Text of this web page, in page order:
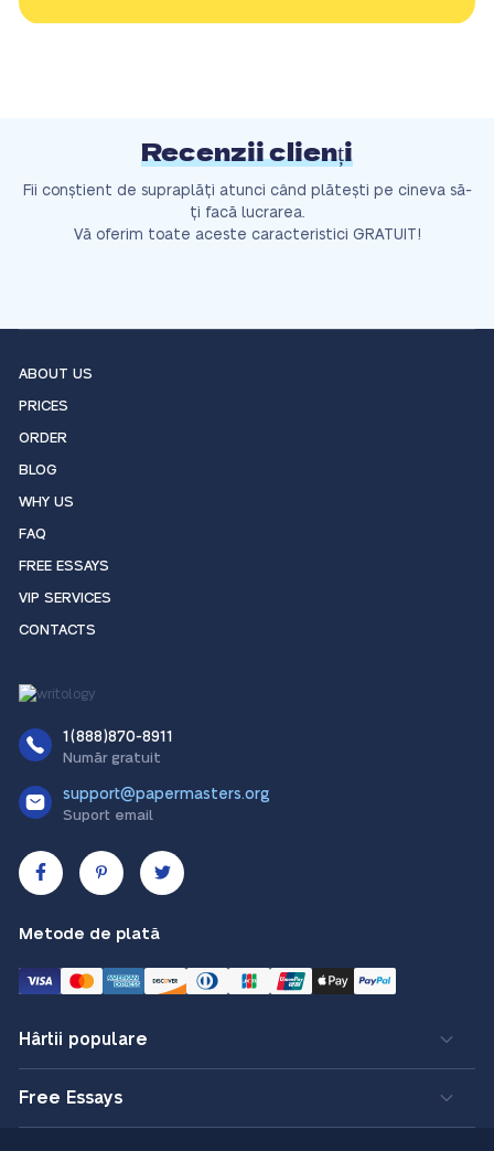
Recenzii clienți
Fii conștient de supraplăți atunci când plătești pe cineva să-
ți facă lucrarea.
Vă oferim toate aceste caracteristici GRATUIT!
ABOUT US
PRICES
ORDER
BLOG
WHY US
FAQ
FREE ESSAYS
VIP SERVICES
CONTACTS
1(888)870-8911
Număr gratuit
support@papermasters.org
Suport email
Metode de plată
Hârtii populare
Free Essays